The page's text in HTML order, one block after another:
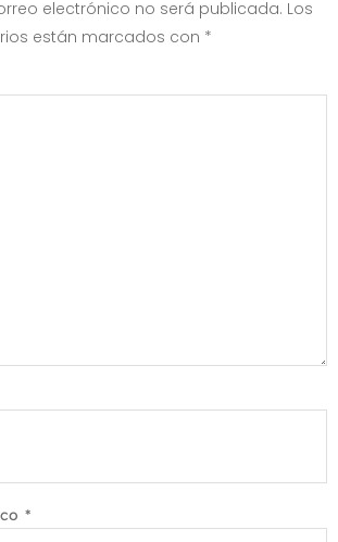
electrónico no será publicada. Los
están marcados con *
*